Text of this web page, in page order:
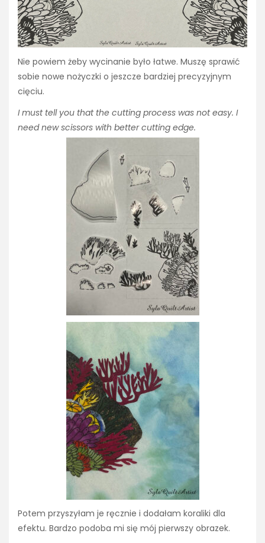
Nie powiem żeby wycinanie było łatwe. Muszę sprawić
sobie nowe nożyczki o jeszcze bardziej precyzyjnym
cięciu.
I must tell you that the cutting process was not easy. I
need new scissors with better cutting edge.
Potem przyszyłam je ręcznie i dodałam koraliki dla
efektu. Bardzo podoba mi się mój pierwszy obrazek.